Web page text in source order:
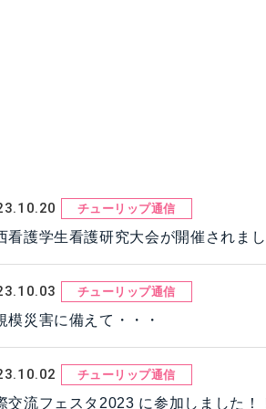
チューリップ通信
看護学生看護研究大会が開催されまし
チューリップ通信
模災害に備えて・・・
チューリップ通信
交流フェスタ2023 に参加しました！